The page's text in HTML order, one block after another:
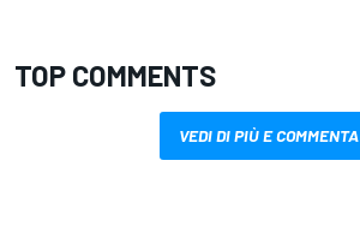
TOP COMMENTS
VEDI DI PIÙ E COMMENTA